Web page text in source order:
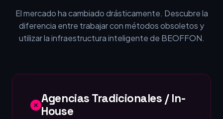
El mercado ha cambiado drásticamente. Descubre la
diferencia entre trabajar con métodos obsoletos y
utilizar la infraestructura inteligente de BEOFFON.
Agencias Tradicionales / In-
House